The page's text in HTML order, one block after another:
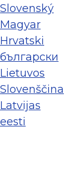
Slovenský
Magyar
Hrvatski
български
Lietuvos
Slovenščina
Latvijas
eesti